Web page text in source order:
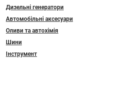
Дизельні генератори
Автомобільні аксесуари
Оливи та автохімія
Шини
Інструмент